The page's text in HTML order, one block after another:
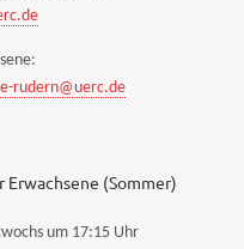
rudern@uerc.de
Erwachsene (Sommer)
um 17:15 Uhr